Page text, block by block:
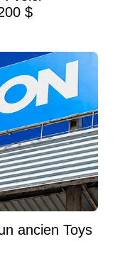
$
ancien Toys